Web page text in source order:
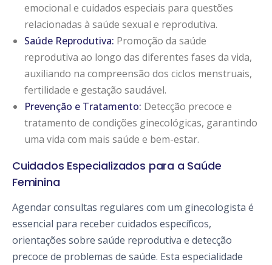
emocional e cuidados especiais para questões
relacionadas à saúde sexual e reprodutiva.
Saúde Reprodutiva: Promoção da saúde
reprodutiva ao longo das diferentes fases da vida,
auxiliando na compreensão dos ciclos menstruais,
fertilidade e gestação saudável.
Prevenção e Tratamento: Detecção precoce e
tratamento de condições ginecológicas, garantindo
uma vida com mais saúde e bem-estar.
Cuidados Especializados para a Saúde
Feminina
Agendar consultas regulares com um ginecologista é
essencial para receber cuidados específicos,
orientações sobre saúde reprodutiva e detecção
precoce de problemas de saúde. Esta especialidade